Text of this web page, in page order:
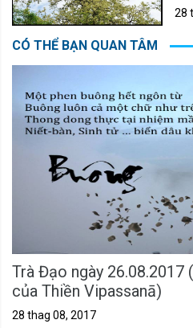
28
CÓ THỂ BẠN QUAN TÂM
Trà Đạo ngày 26.08.2017
của Thiền Vipassanā)
28 thag 08, 2017